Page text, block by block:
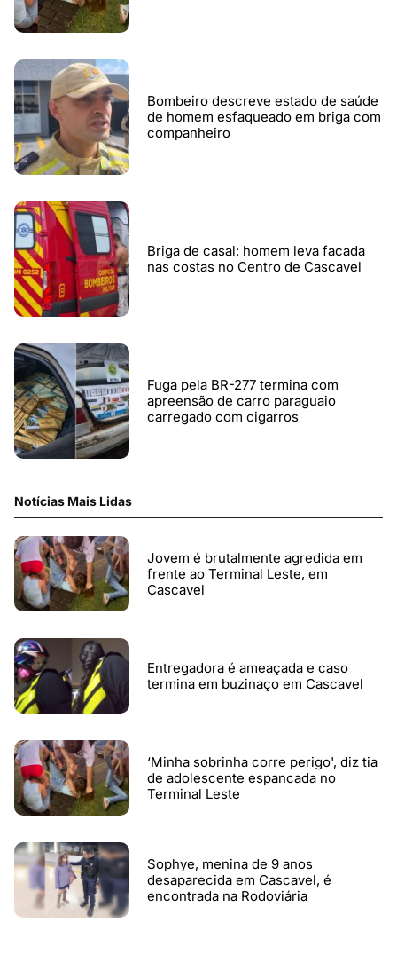
Bombeiro descreve estado de saúde
de homem esfaqueado em briga com
companheiro
Briga de casal: homem leva facada
nas costas no Centro de Cascavel
Fuga pela BR-277 termina com
apreensão de carro paraguaio
carregado com cigarros
Notícias Mais Lidas
Jovem é brutalmente agredida em
frente ao Terminal Leste, em
Cascavel
Entregadora é ameaçada e caso
termina em buzinaço em Cascavel
‘Minha sobrinha corre perigo', diz tia
de adolescente espancada no
Terminal Leste
Sophye, menina de 9 anos
desaparecida em Cascavel, é
encontrada na Rodoviária